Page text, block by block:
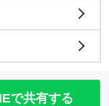
で共有する